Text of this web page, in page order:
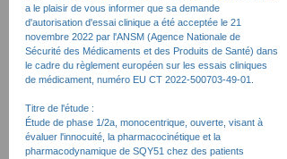
a le plaisir de vous informer que sa demande
d'autorisation d'essai clinique a été acceptée le 21
novembre 2022 par l'ANSM (Agence Nationale de
Sécurité des Médicaments et des Produits de Santé) dans
le cadre du règlement européen sur les essais cliniques
de médicament, numéro EU CT 2022-500703-49-01
Titre de l'étude :
Étude de phase 1/2a, monocentrique, ouverte, visant à
évaluer l'innocuité, la pharmacocinétique et la
pharmacodynamique de SQY51 chez des patients